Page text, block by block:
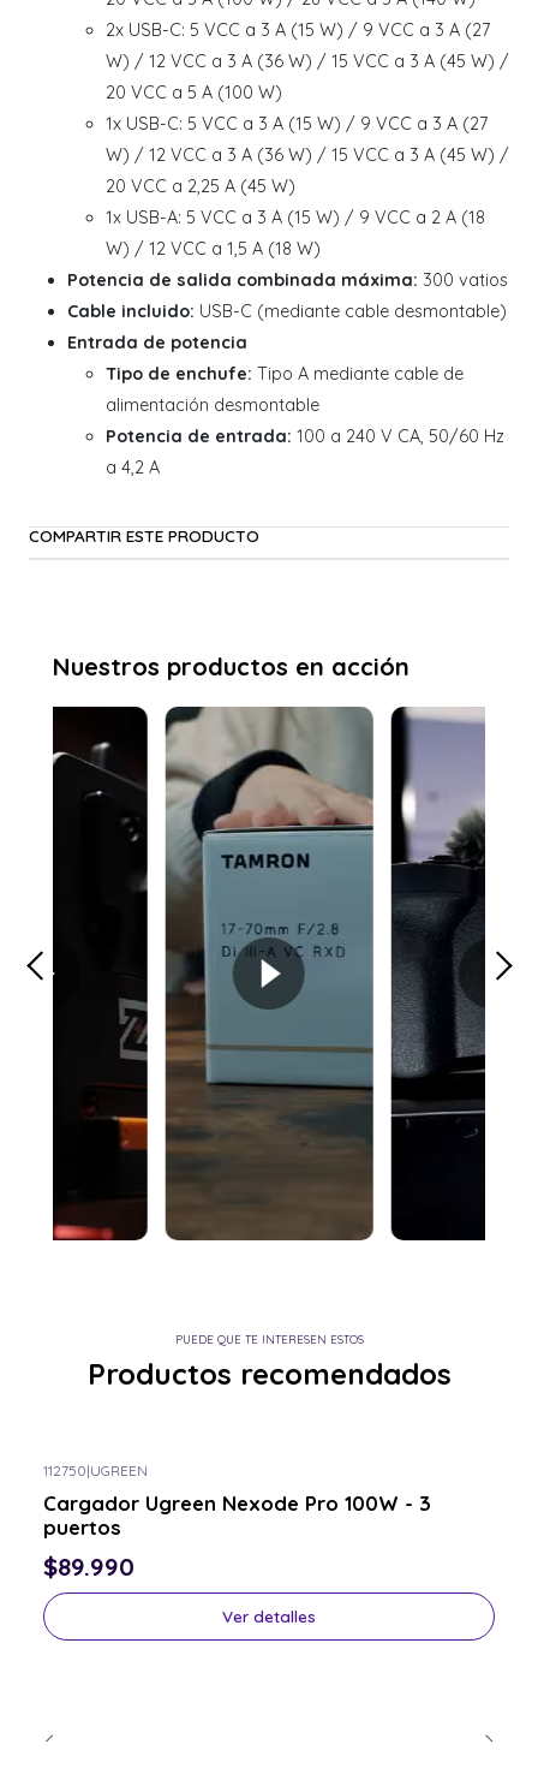
2x USB-C: 5 VCC a 3 A (15 W) / 9 VCC a 3 A (27
W) / 12 VCC a 3 A (36 W) / 15 VCC a 3 A (45 W) /
20 VCC a 5 A (100 W)
1x USB-C: 5 VCC a 3 A (15 W) / 9 VCC a 3 A (27
W) / 12 VCC a 3 A (36 W) / 15 VCC a 3 A (45 W) /
20 VCC a 2,25 A (45 W)
1x USB-A: 5 VCC a 3 A (15 W) / 9 VCC a 2 A (18
W) / 12 VCC a 1,5 A (18 W)
Potencia de salida combinada máxima: 300 vatios
Cable incluido: USB-C (mediante cable desmontable)
Entrada de potencia
Tipo de enchufe: Tipo A mediante cable de
alimentación desmontable
Potencia de entrada: 100 a 240 V CA, 50/60 Hz
a 4,2 A
COMPARTIR ESTE PRODUCTO
PUEDE QUE TE INTERESEN ESTOS
Productos recomendados
112750|UGREEN
Cargador Ugreen Nexode Pro 100W - 3
puertos
$89.990
Ver detalles